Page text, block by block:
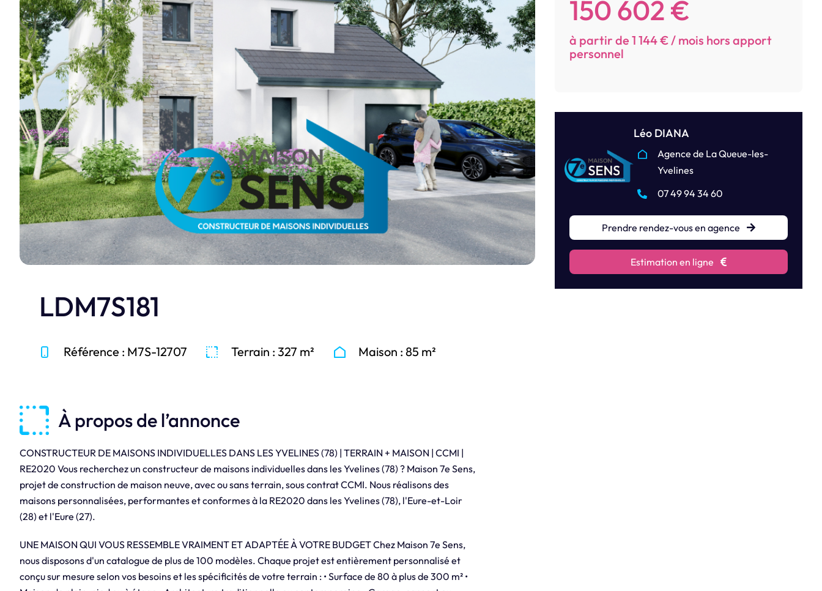
réalisations en photos.
Je découvre
LDM7S181
Référence : M7S-12707 Terrain : 327 m² Maison : 85 m²
150 602 €
à partir de 1 144 € / mois hors apport
personnel
Léo DIANA
Agence de La Queue-les-
Yvelines
07 49 94 34 60
Prendre rendez-vous en agence
Estimation en ligne
À propos de l’annonce
CONSTRUCTEUR DE MAISONS INDIVIDUELLES DANS LES YVELINES (78) | TERRAIN + MAISON | CCMI |
RE2020 Vous recherchez un constructeur de maisons individuelles dans les Yvelines (78) ? Maison 7e Sens,
projet de construction de maison neuve, avec ou sans terrain, sous contrat CCMI. Nous réalisons des
maisons personnalisées, performantes et conformes à la RE2020 dans les Yvelines (78), l'Eure-et-Loir
(28) et l'Eure (27).
UNE MAISON QUI VOUS RESSEMBLE VRAIMENT ET ADAPTÉE À VOTRE BUDGET Chez Maison 7e Sens,
nous disposons d'un catalogue de plus de 100 modèles. Chaque projet est entièrement personnalisé et
conçu sur mesure selon vos besoins et les spécificités de votre terrain : • Surface de 80 à plus de 300 m² •